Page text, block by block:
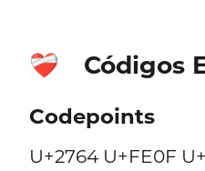
❤️‍🩹 Códigos
Codepoints
U+2764 U+FE0F